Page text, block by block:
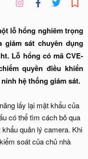
lỗ hổng nghiêm trọng
sát chuyên dụng
Lỗ hổng có mã CVE-
quyền điều khiển
hệ thống giám sát.
lấy lại mật khẩu của
có thể tìm cách bỏ qua
quản lý camera. Khi
soát của chủ nhà